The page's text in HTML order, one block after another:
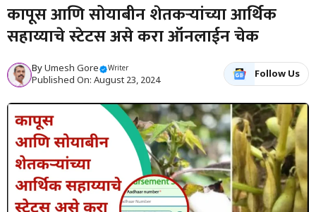
कापूस आणि सोयाबीन शेतकऱ्यांच्या आर्थिक
सहाय्याचे स्टेटस असे करा ऑनलाईन चेक
ByUmesh Gore Writer
Published On: August 23, 2024
Follow Us